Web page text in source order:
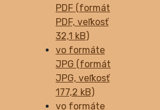
PDF (formát
PDF, veľkosť
32,1 kB)
vo formáte
JPG (formát
JPG, veľkosť
177,2 kB)
vo formáte